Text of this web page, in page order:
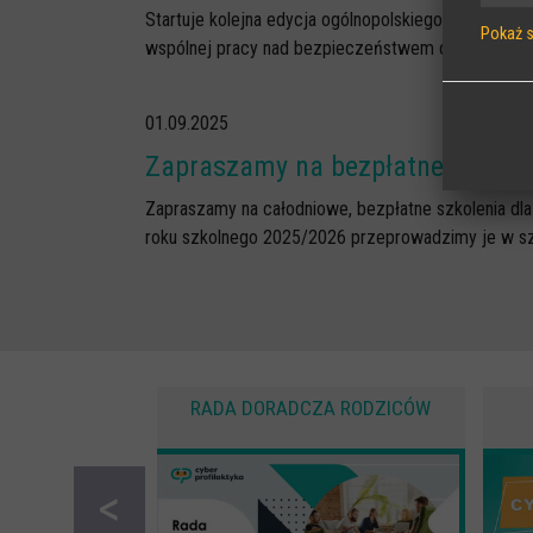
Startuje kolejna edycja ogólnopolskiego programu
wspólnej pracy nad bezpieczeństwem cyfrowym
01.09.2025
Zapraszamy na bezpłatne
Zapraszamy na całodniowe, bezpłatne szkolenia
roku szkolnego 2025/2026 przeprowadzimy je w
RADA DORADCZA RODZICÓW
<
Pokaż
Pliki